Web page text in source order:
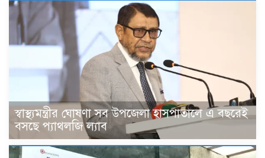
স্বাস্থ্যমন্ত্রীর ঘোষণা সব উপজেলা হাসপাতালে এ বছরেই
বসছে প্যাথলজি ল্যাব